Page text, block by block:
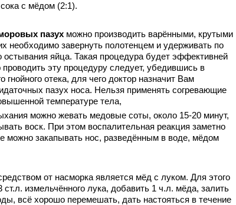
с мёдом (2:1).
пазух можно производить варёнными, крутыми
необходимо завернуть полотенцем и удерживать по
остывания яйца. Такая процедура будет эффективней
эту процедуру следует, убедившись в
гнойного отека, для чего доктор назначит Вам
пазух носа. Нельзя применять согревающие
температуре тела,
можно жевать медовые соты, около 15-20 минут,
воск. При этом воспалительная реакция заметно
можно закапывать нос, разведённым в воде, мёдом
от насморка является мёд с луком. Для этого
ст.л. измельчённого лука, добавить 1 ч.л. мёда, залить
всё хорошо перемешать, дать настояться в течение